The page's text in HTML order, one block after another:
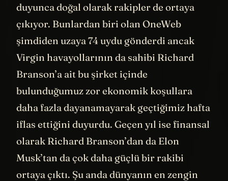
verici bir girişim. Tabi böylesi bir girişimi
duyunca doğal olarak rakipler de ortaya
çıkıyor. Bunlardan biri olan OneWeb
şimdiden uzaya 74 uydu gönderdi ancak
Virgin havayollarının da sahibi Richard
Branson’a ait bu şirket içinde
bulunduğumuz zor ekonomik koşullara
daha fazla dayanamayarak geçtiğimiz hafta
iflas ettiğini duyurdu. Geçen yıl ise finansal
olarak Richard Branson’dan da Elon
Musk’tan da çok daha güçlü bir rakibi